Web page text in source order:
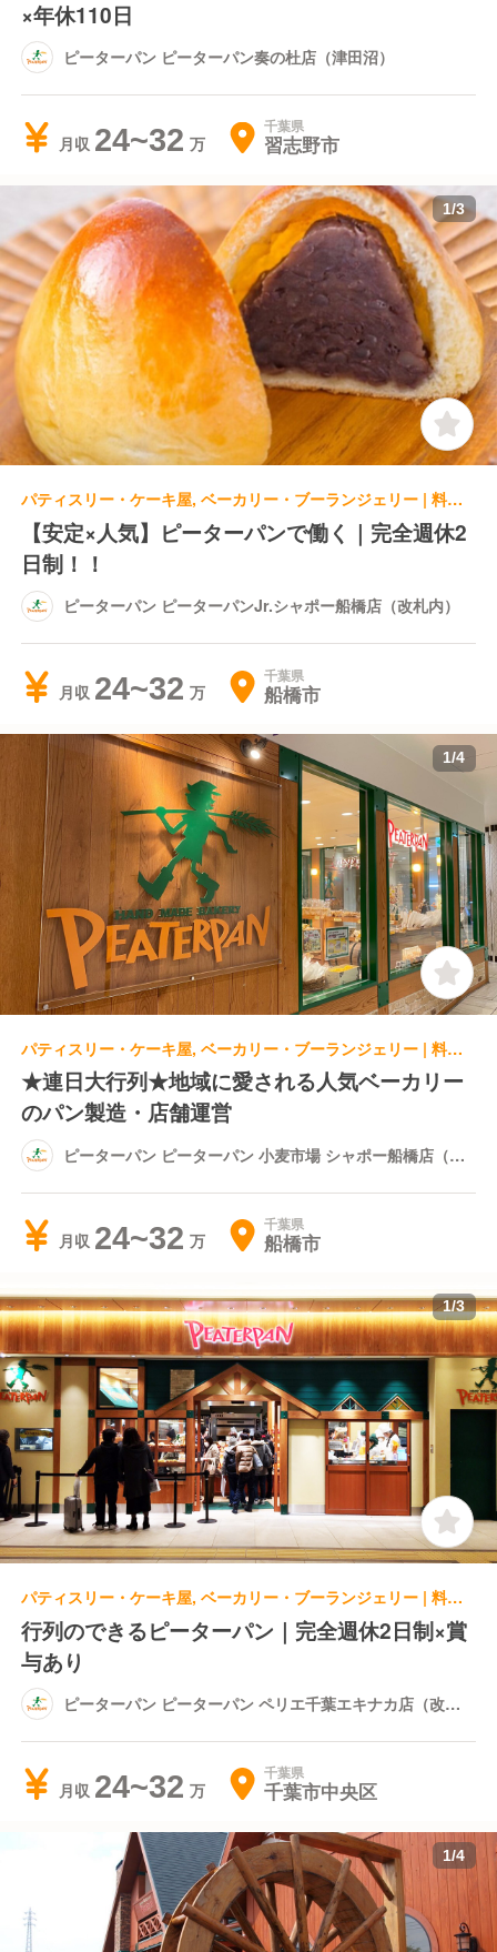
×年休110日
ピーターパン ピーターパン奏の杜店（津田沼）
月収 24~32 千葉県
習志野市
1/3
パティスリー・ケーキ屋, ベーカリー・ブーランジェリー | 料理長・料理長候補 | ピーターパン ピーターパンJr.シャポー船橋店（改札内）
【安定×人気】ピーターパンで働く｜完全週休2
日制！！
ピーターパン ピーターパンJr.シャポー船橋店（改札内）
月収 24~32 千葉県
船橋市
1/4
パティスリー・ケーキ屋, ベーカリー・ブーランジェリー | 料理長・料理長候補 | ピーターパン ピーターパン 小麦市場 シャポー船橋店（改札外）
★連日大行列★地域に愛される人気ベーカリー
のパン製造・店舗運営
ピーターパン ピーターパン 小麦市場 シャポー船橋店（改
月収 24~32 千葉県
船橋市
1/3
パティスリー・ケーキ屋, ベーカリー・ブーランジェリー | 料理長・料理長候補 | ピーターパン ピーターパン ペリエ千葉エキナカ店（改札内）
行列のできるピーターパン｜完全週休2日制×賞
与あり
ピーターパン ピーターパン ペリエ千葉エキナカ店（改札
月収 24~32 千葉県
千葉市中央区
1/4